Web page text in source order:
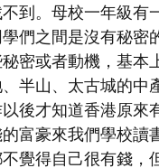
到。母校一年級有
們之間是沒有秘密
密或者動機，基本
半山、太古城的中
後才知道香港原來
富豪來我們學校讀
覺得自己很有錢，